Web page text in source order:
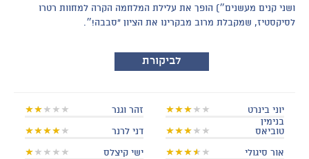
ושני קנים מעשנים״) הופך את עלילת המלחמה הקרה למחוות רטרו
לסיקסטיז, שמקבלת מרוב מבקרינו את הציון "סבבה!״.
לביקורת
יוני בינרט
זהר וגנר
בנימין
טוביאס
דני לרנר
אור סיגולי
ישי קיצלס